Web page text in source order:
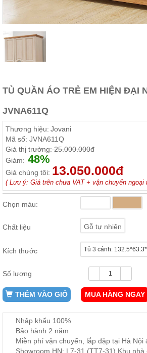
bếp
Công,
Bàn
công,
xích
đu,
Phụ
Kiện
Trí
cảnh
trí
Thất
Nhà
Hàng
TỦ QUẦN ÁO TRẺ EM HIỆN ĐẠI
JVNA611Q
Thương hiệu: Jovani
Mã số: JVNA611Q
Giá thị trường:25.000.000đ
Giảm: 48%
Giá chúng tôi: 13.050.000đ
( Lưu ý: Giá trên chưa VAT + vận chuyển ngoại
Chọn màu:
Chất liệu Gỗ tự nhiên
Kích thước Tủ 3 cánh:
Số lượng
THÊM VÀO GIỎ MUA HÀNG NGAY
Nhập khẩu 100%
Bảo hành 2 năm
Miễn phí vận chuyển, lắp đặp tại Hà Nội
Showroom HN: L7-31 (TT7-31),Khu